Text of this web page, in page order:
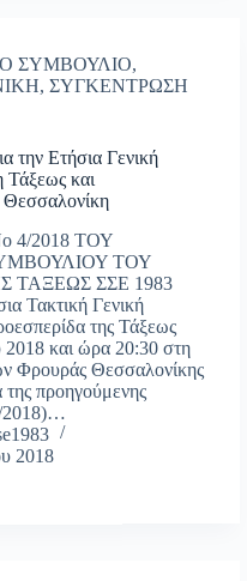
ΣΥΜΒΟΥΛΙΟ,
, ΣΥΓΚΕΝΤΡΩΣΗ
την Ετήσια Γενική
Τάξεως και
4/2018 ΤΟΥ
ΤΟΥ
ΣΣΕ 1983
Γενική
της Τάξεως
2018 και ώρα 20:30 στη
Φρουράς Θεσσαλονίκης
προηγούμενης
2018)…
2018